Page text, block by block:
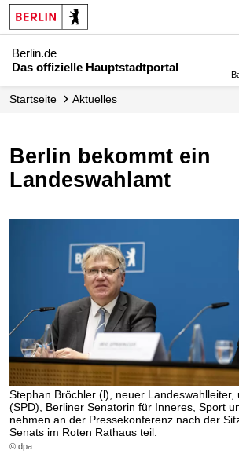
Berlin.de
Das offizielle Hauptstadtportal
Startseite Aktuelles
Berlin bekommt ein
Landeswahlamt
Stephan Bröchler (l), neuer Landeswahlleiter,
(SPD), Berliner Senatorin für Inneres, Sport
nehmen an der Pressekonferenz nach der
Senats im Roten Rathaus teil.
© dpa